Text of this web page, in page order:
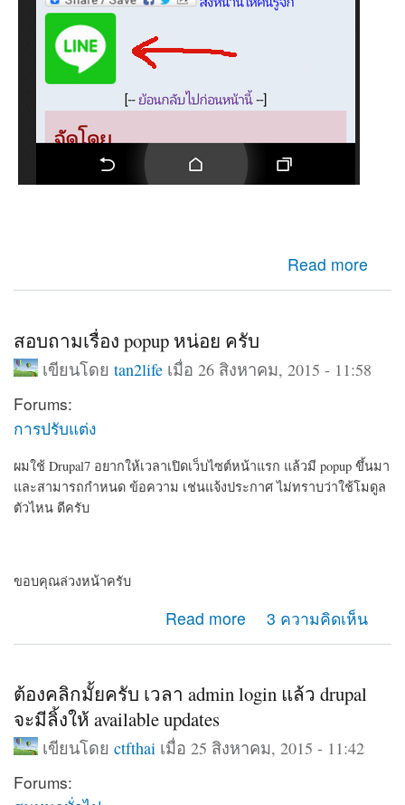
Read more
about มาติดตั้ง ไลน์ Line กดแชร์กันบน Drupalกันทั่วพี่น้อง
ครับ
สอบถามเรื่อง popup หน่อย ครับ
เขียนโดย tan2lifeเมื่อ 26 สิงหาคม, 2015 - 11:58
Forums:
การปรับแต่ง
ผมใช้ Drupal7 อยากให้เวลาเปิดเว็บไซต์หน้าแรก แล้วมี popup ขึ้นมา
และสามารถกำหนด ข้อความ เช่นแจ้งประกาศ ไม่ทราบว่าใช้โมดูล
ตัวไหน ดีครับ
ขอบคุณล่วงหน้าครับ
Read more
about สอบถามเรื่อง popup หน่อย ครับ 3 ความคิดเห็น
ต้องคลิกมั้ยครับ เวลา admin login แล้ว drupal
จะมีลิ้งให้ available updates
เขียนโดย ctfthaiเมื่อ 25 สิงหาคม, 2015 - 11:42
Forums: